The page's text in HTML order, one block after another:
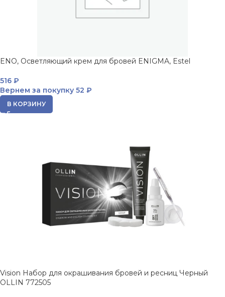
ENO, Осветляющий крем для бровей ENIGMA, Estel
516 ₽
Вернем за покупку 52 ₽
В КОРЗИНУ
Vision Набор для окрашивания бровей и ресниц Черный
OLLIN 772505